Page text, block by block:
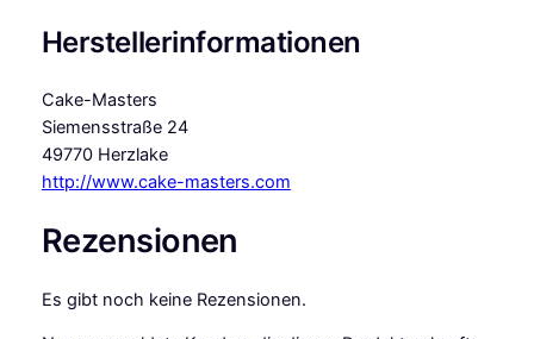
Herstellerinformationen
Cake-Masters
Siemensstraße 24
49770 Herzlake
http://www.cake-masters.com
Rezensionen
Es gibt noch keine Rezensionen.